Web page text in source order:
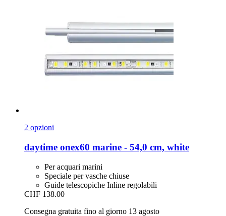
2 opzioni
daytime onex60 marine -​ 54,0 cm, white
Per acquari marini
Speciale per vasche chiuse
Guide telescopiche Inline regolabili
CHF 138.00
Consegna gratuita fino al giorno 13 agosto